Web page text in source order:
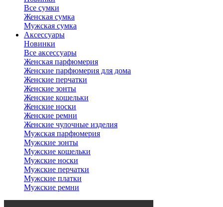
Все сумки
Женская сумка
Мужская сумка
Аксессуары
Новинки
Все аксессуары
Женская парфюмерия
Женские парфюмерия для дома
Женские перчатки
Женские зонты
Женские кошельки
Женские носки
Женские ремни
Женские чулочные изделия
Мужская парфюмерия
Мужские зонты
Мужские кошельки
Мужские носки
Мужские перчатки
Мужские платки
Мужские ремни